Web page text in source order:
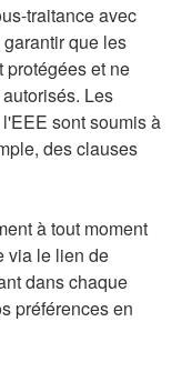
traitance avec
que les
protégées et ne
Les
sont soumis à
des clauses
à tout moment
via le lien de
dans chaque
préférences en